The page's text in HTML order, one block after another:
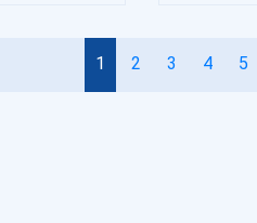
1 2 3 4 5